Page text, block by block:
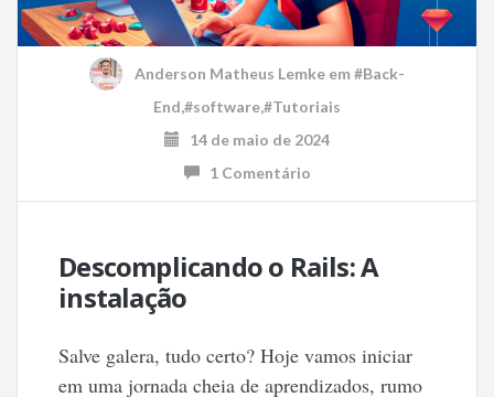
Anderson Matheus Lemke em #Back-
End,#software,#Tutoriais
14 de maio de 2024
1 Comentário
Descomplicando o Rails: A
instalação
Salve galera, tudo certo? Hoje vamos iniciar
em uma jornada cheia de aprendizados, rumo